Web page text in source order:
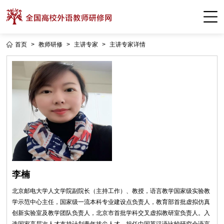
首页 > 教师研修 > 主讲专家 > 主讲专家详情
李楠
北京邮电大学人文学院副院长（主持工作）、教授，语言教学国家级实验教
学示范中心主任，国家级一流本科专业建设点负责人，教育部首批虚拟仿真
创新实验室及教学团队负责人，北京市首批学科交叉虚拟教研室负责人。入